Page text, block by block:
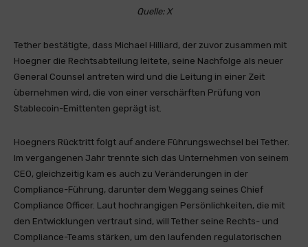
Quelle:X
Tether bestätigte, dass Michael Hilliard, der zuvor zusammen mit
Hoegner die Rechtsabteilung leitete, seine Nachfolge als neuer
General Counsel antreten wird und die Leitung in einer Zeit
übernehmen wird, die von einer verschärften Prüfung von
Stablecoin-Emittenten geprägt ist.
Hoegners Rücktritt folgt auf andere Führungswechsel bei Tether.
Im vergangenen Jahr trennte sich das Unternehmen von seinem
CEO, gleichzeitig kam es auch zu Veränderungen in der
Compliance-Führung, darunter dem Weggang seines Chief
Compliance Officer. Laut hochrangigen Persönlichkeiten, die mit
den Entwicklungen vertraut sind, will Tether seine Rechts- und
Compliance-Teams stärken, um den laufenden regulatorischen